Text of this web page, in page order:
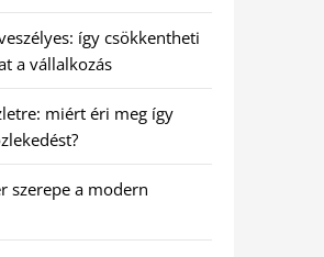
így csökkentheti
a vállalkozás
miért éri meg így
szerepe a modern